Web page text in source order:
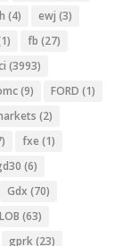
(4) ewj (3)
fb (27)
(3993)
(9) FORD (1)
(2)
fxe (1)
(6)
Gdx (70)
(63)
gprk(23)